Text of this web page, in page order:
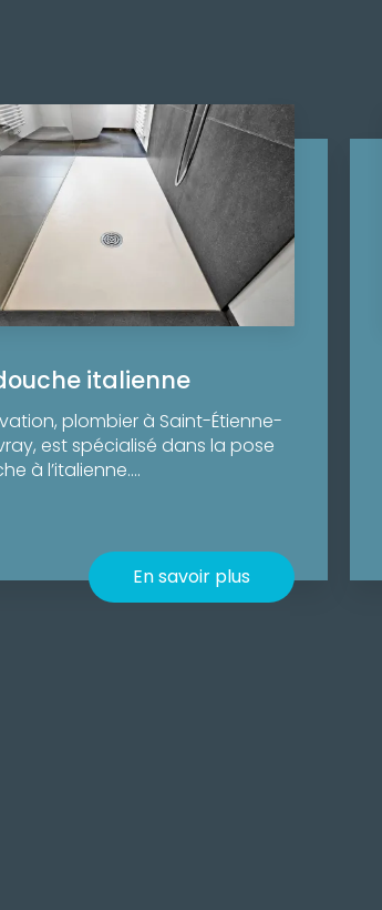
italienne
plombier à Saint-Étienne-
est spécialisé dans la pose
à l’italienne....
En savoir plus